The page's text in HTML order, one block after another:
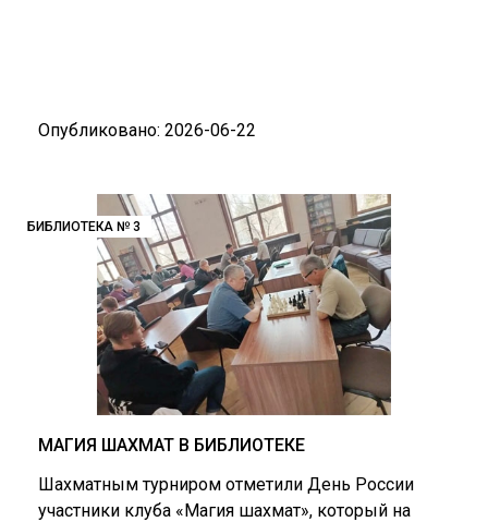
Опубликовано: 2026-06-22
БИБЛИОТЕКА № 3
МАГИЯ ШАХМАТ В БИБЛИОТЕКЕ
Шахматным турниром отметили День России
участники клуба «Магия шахмат», который на